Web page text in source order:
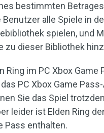
bestimmten
Benutzer alle Spiele in
spielen, und
zu dieser Bibliothek
Ring im PC Xbox Game
PC Xbox Game
Sie das Spiel
leider ist Elden Ring
Pass enthalten.